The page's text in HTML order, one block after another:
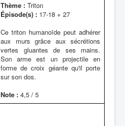
Thème : Triton
Épisode(s) : 17-18 + 27
Ce triton humanoïde peut adhérer
aux murs grâce aux sécrétions
vertes gluantes de ses mains.
Son arme est un projectile en
forme de croix géante qu'il porte
sur son dos.
Note : 4,5 / 5